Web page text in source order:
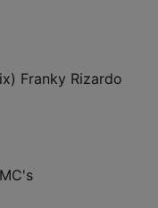
Franky Rizardo